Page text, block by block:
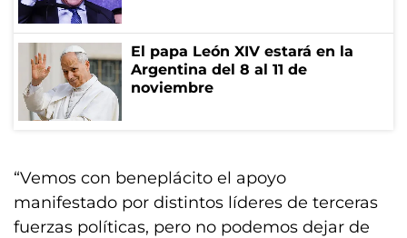
El papa León XIV estará en la
Argentina del 8 al 11 de
noviembre
“Vemos con beneplácito el apoyo
manifestado por distintos líderes de terceras
fuerzas políticas, pero no podemos dejar de